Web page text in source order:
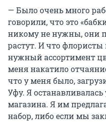
— Было очень много
говорили, что это
никому не нужны, они
растут. И что
нужный ассортимент
меня накатило
что у меня было,
Уфу. Я
магазина. Я им
набор, либо если мы